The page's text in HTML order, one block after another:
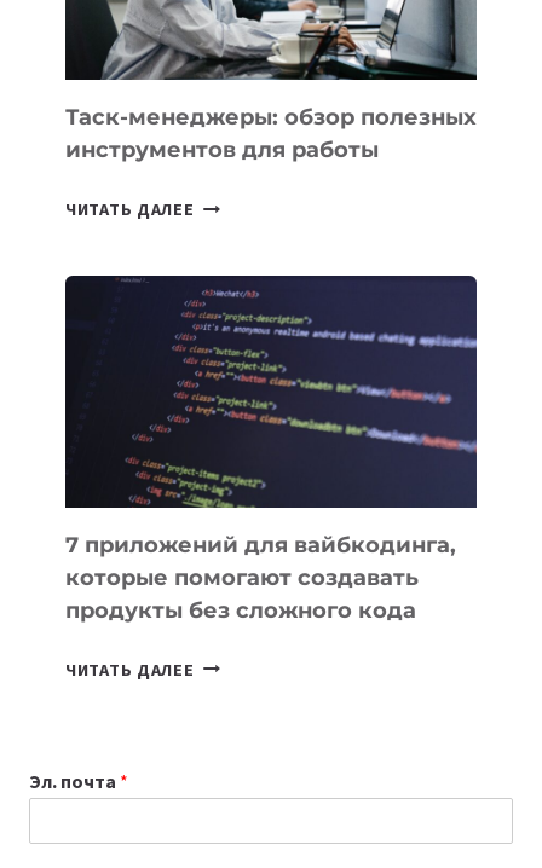
МОЖНО
ПОРУЧИТЬ
УЖЕ
СЕГОДНЯ
Таск-менеджеры: обзор полезных
инструментов для работы
ЧИТАТЬ ДАЛЕЕ ТАСК-
ПОЛЕЗНЫХ
ИНСТРУМЕНТОВ
ДЛЯ
РАБОТЫ
7 приложений для вайбкодинга,
которые помогают создавать
продукты без сложного кода
ЧИТАТЬ ДАЛЕЕ
СОЗДАВАТЬ
Эл. почта *